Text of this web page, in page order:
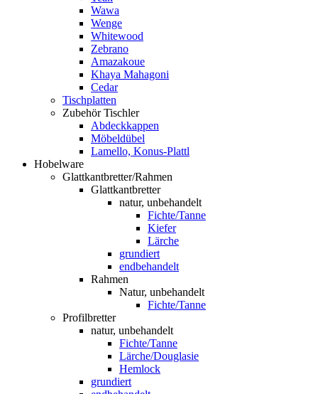
Wawa
Wenge
Whitewood
Zebrano
Amazakoue
Khaya Mahagoni
Cedar
Tischplatten
Zubehör Tischler
Abdeckkappen
Möbeldübel
Lamello, Konus-Plattl
Hobelware
Glattkantbretter/Rahmen
Glattkantbretter
natur, unbehandelt
Fichte/Tanne
Kiefer
Lärche
grundiert
endbehandelt
Rahmen
Natur, unbehandelt
Fichte/Tanne
Profilbretter
natur, unbehandelt
Fichte/Tanne
Lärche/Douglasie
Hemlock
grundiert